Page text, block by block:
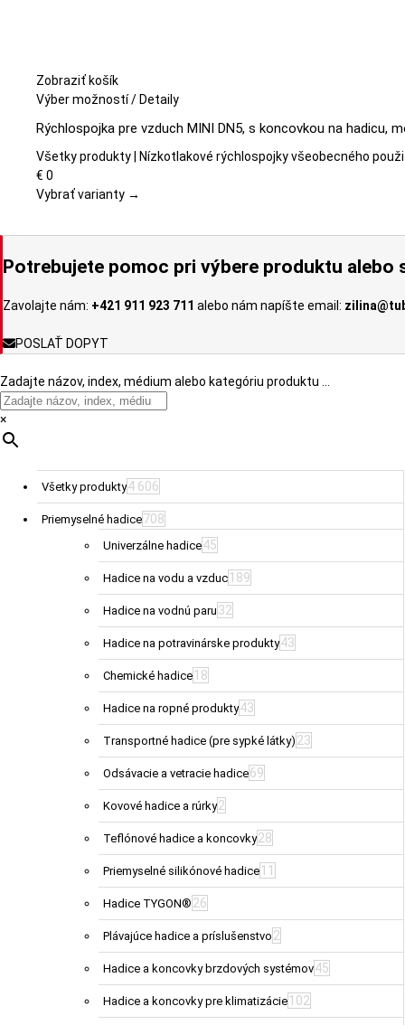
Zobraziť košík
Výber možnostíTento
má
viacero
Možnosti
môžete
na
produktu.
/Detaily
Rýchlospojka pre vzduch MINI DN5, s koncovkou na hadicu,
Všetky produkty | Nízkotlakové rýchlospojky všeobecného
€ 0
Vybrať varianty →
Potrebujete pomoc pri výbere produktu alebo
Zavolajte nám: +421 911 923 711 alebo nám napíšte email:
POSLAŤ DOPYT
Zadajte názov, index, médium alebo kategóriu produktu …
×
Všetky produkty4 606
Priemyselné hadice708
Univerzálne hadice45
Hadice na vodu a vzduc 189
Hadice na vodnú paru 32
Hadice na potravinárske produkty43
Chemické hadice 18
Hadice na ropné produkty43
Transportné hadice (pre sypké látky) 23
Odsávacie a vetracie hadice69
Kovové hadice a rúrky2
Teflónové hadice a koncovky28
Priemyselné silikónové hadice 11
Hadice TYGON® 26
Plávajúce hadice a príslušenstvo 2
Hadice a koncovky brzdových systémov45
Hadice a koncovky pre klimatizácie 102